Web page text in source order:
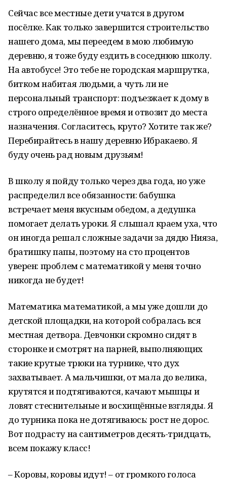
Сейчас все местные дети учатся в другом
посёлке. Как только завершится строительство
нашего дома, мы переедем в мою любимую
деревню, я тоже буду ездить в соседнюю школу.
На автобусе! Это тебе не городская маршрутка,
битком набитая людьми, а чуть ли не
персональный транспорт: подъезжает к дому в
строго определённое время и отвозит до места
назначения. Согласитесь, круто? Хотите так же?
Перебирайтесь в нашу деревню Ибракаево. Я
буду очень рад новым друзьям!
В школу я пойду только через два года, но уже
распределил все обязанности: бабушка
встречает меня вкусным обедом, а дедушка
помогает делать уроки. Я слышал краем уха, что
он иногда решал сложные задачи за дядю Нияза,
братишку папы, поэтому на сто процентов
уверен: проблем с математикой у меня точно
никогда не будет!
Математика математикой, а мы уже дошли до
детской площадки, на которой собралась вся
местная детвора. Девчонки скромно сидят в
сторонке и смотрят на парней, выполняющих
такие крутые трюки на турнике, что дух
захватывает. А мальчишки, от мала до велика,
крутятся и подтягиваются, качают мышцы и
ловят стеснительные и восхищённые взгляды. Я
до турника пока не дотягиваюсь: рост не дорос.
Вот подрасту на сантиметров десять-тридцать,
всем покажу класс!
– Коровы, коровы идут! – от громкого голоса